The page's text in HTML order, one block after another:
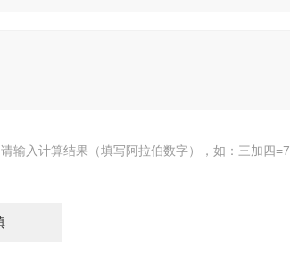
请输入计算结果（填写阿拉伯数字），如：三加四=7